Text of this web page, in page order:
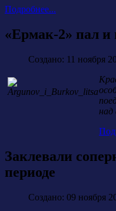
Подробнее...
«Ермак-2» пал и
Создано: 11 ноября
над
Заклевали
периоде
Создано: 09 ноября